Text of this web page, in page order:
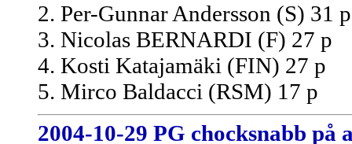
2. Per-Gunnar Andersson (S) 31 p
3. Nicolas BERNARDI (F) 27 p
4. Kosti Katajamäki (FIN) 27 p
5. Mirco Baldacci (RSM) 17 p
2004-10-29 PG chocksnabb på